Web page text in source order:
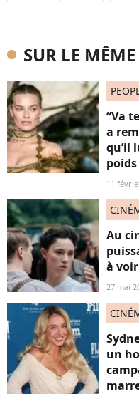
SUR LE
“Va
a
qu’il
poids
11
Au
à
27 mai
un